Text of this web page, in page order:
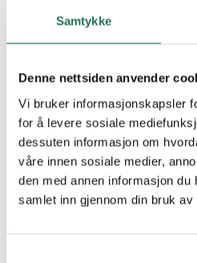
Samtykke
Denne nettsiden anvender
Vi bruker informasjonskapsler
for å levere sosiale
dessuten informasjon om
våre innen sosiale medier,
den med annen informasjon
samlet inn gjennom din bruk av
förmåga att fatta snabba beslut
flexibilitet i organisationen
ett ägarskap som möjliggör
Att våra ägare är aktiva i bolaget
möjlighet att reagera snabbt och
handlingsfrihet förutsätter att alla
effektivitet och stabil drift.
Gemensamt åtagande
Visionen ska inspirera, förplikta och